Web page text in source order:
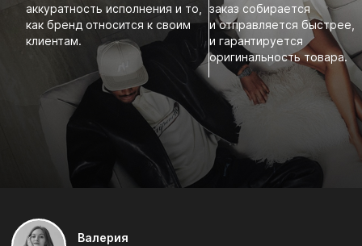
аккуратность исполнения и то,
как бренд относится к своим
клиентам.
заказ собирается
и отправляется быстрее,
и гарантируется
оригинальность товара.
Валерия